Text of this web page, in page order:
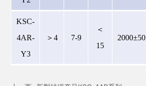
KSC-
4AR-
Y3
＞4 7-9
＜
15
2000±50